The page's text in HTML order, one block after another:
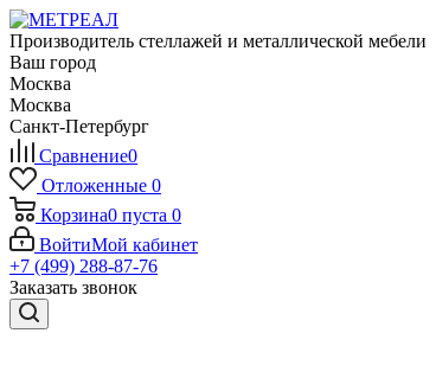
Производитель стеллажей и металлической мебели
Ваш город
Москва
Москва
Санкт-Петербург
Сравнение0
Отложенные 0
Корзина0 пуста 0
ВойтиМой кабинет
+7 (499) 288-87-76
Заказать звонок